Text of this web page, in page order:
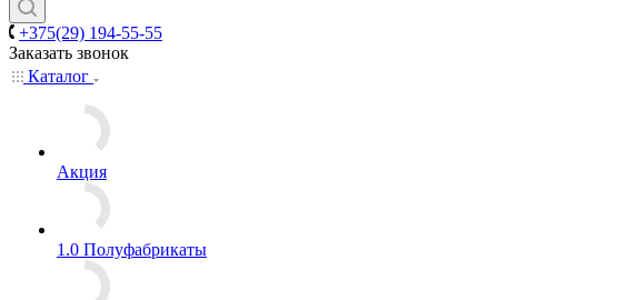
+375(29) 194-55-55
Заказать звонок
Каталог
Акция
1.0 Полуфабрикаты